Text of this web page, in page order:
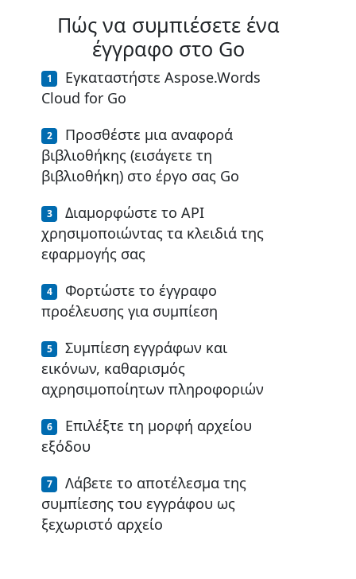
Πώς να συμπιέσετε ένα
έγγραφο στο Go
Εγκαταστήστε Aspose.Words
Cloud for Go
Προσθέστε μια αναφορά
βιβλιοθήκης (εισάγετε τη
βιβλιοθήκη) στο έργο σας Go
Διαμορφώστε το API
χρησιμοποιώντας τα κλειδιά της
εφαρμογής σας
Φορτώστε το έγγραφο
προέλευσης για συμπίεση
Συμπίεση εγγράφων και
εικόνων, καθαρισμός
αχρησιμοποίητων πληροφοριών
Επιλέξτε τη μορφή αρχείου
εξόδου
Λάβετε το αποτέλεσμα της
συμπίεσης του εγγράφου ως
ξεχωριστό αρχείο